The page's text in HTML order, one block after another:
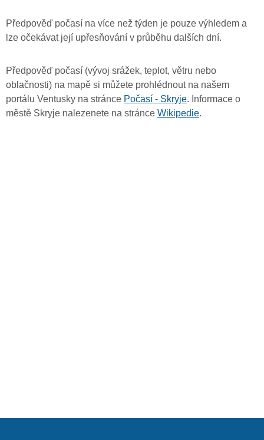
Předpověď počasí na více než týden je pouze výhledem a
lze očekávat její upřesňování v průběhu dalších dní.
Předpověď počasí (vývoj srážek, teplot, větru nebo
oblačnosti) na mapě si můžete prohlédnout na našem
portálu Ventusky na stránce Počasí - Skryje. Informace o
městě Skryje nalezenete na stránce Wikipedie.